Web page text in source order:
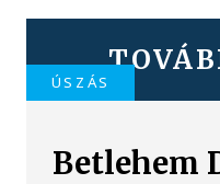
ÚSZÁS
Betlehem